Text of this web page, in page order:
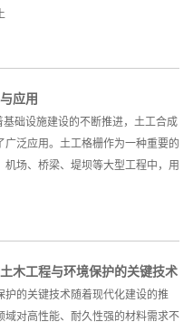
应用
础设施建设的不断推进，土工合成
泛应用。土工格栅作为一种重要的
场、桥梁、堤坝等大型工程中，用
木工程与环境保护的关键技术
的关键技术随着现代化建设的推
对高性能、耐久性强的材料需求不